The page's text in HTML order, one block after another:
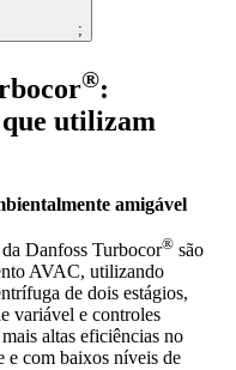
;
®:
que utilizam
amigável
Danfoss Turbocor® são
AVAC, utilizando
de dois estágios,
variável e controles
altas eficiências no
e com baixos níveis de